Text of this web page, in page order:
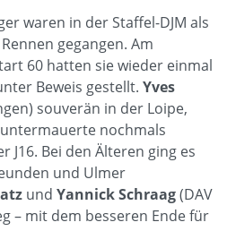
waren in der Staffel-DJM als
gegangen. Am
60 hatten sie wieder einmal
Beweis gestellt. Yves
souverän in der Loipe,
nochmals
J16. Bei den Älteren ging es
und Ulmer
und Yannick Schraag(DAV
– mit dem besseren Ende für